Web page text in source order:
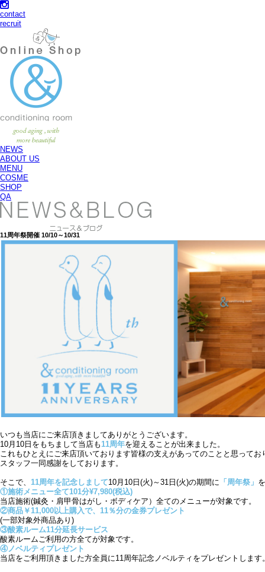
contact
recruit
NEWS
ABOUT US
MENU
COSME
SHOP
QA
11周年祭開催 10/10～10/31
いつも当店にご来店頂きましてありがとうございます。
10月10日をもちまして当店も11周年を迎えることが出来ました。
これもひとえにご来店頂いております皆様の支えがあってのことと思ってお
スタッフ一同感謝をしております。
そこで、 11周年を記念しまして10月10日(火)～31日(火)の期間に 「周年祭」
①施術メニュー全て101分¥7,980(税込)
当店施術(鍼灸・肩甲骨はがし・ボディケア）全てのメニューが対象です。
②商品￥11,000以上購入で、11％分の金券プレゼント
(一部対象外商品あり)
③酸素ルーム11分延長サービス
酸素ルームご利用の方全てが対象です。
④ノベルティプレゼント
当店をご利用頂きました方全員に11周年記念ノベルティをプレゼントしま